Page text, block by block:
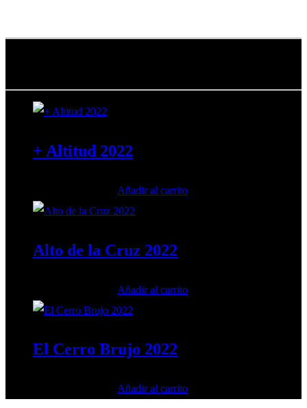
+ Altitud 2022
Añadir al carrito
Alto de la Cruz 2022
Añadir al carrito
El Cerro Brujo 2022
Añadir al carrito